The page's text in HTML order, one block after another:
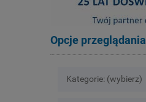
Opcje przeglądania
Kategorie: (wybierz)